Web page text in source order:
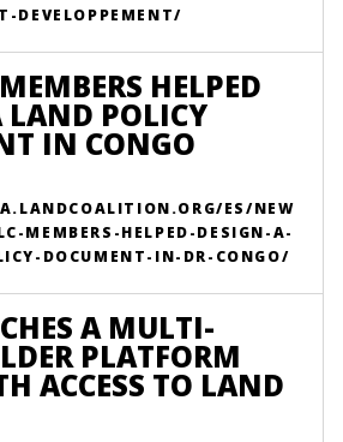
DEVELOPPEMENT/
HELPED
LAND POLICY
IN CONGO
ES/NEW
MEMBERS-HELPED-DESIGN-A-
DOCUMENT-IN-DR-CONGO/
A MULTI-
PLATFORM
ACCESS TO LAND